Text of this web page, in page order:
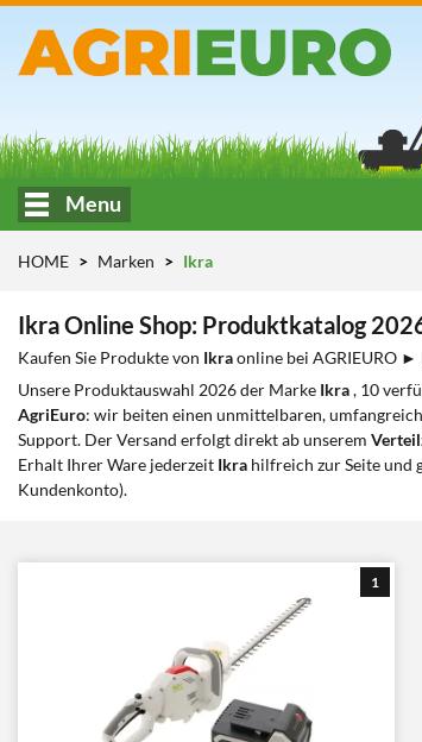
Menu
HOME Marken Ikra
Ikra Online Shop: Produktkatalog
Kaufen Sie Produkte von Ikraonline bei AGRIEURO ►
Unsere Produktauswahl 2026 der Marke Ikra, 10
AgriEuro: wir beiten einen unmittelbaren,
Support. Der Versand erfolgt direkt ab unserem
Erhalt Ihrer Ware jederzeit Ikra hilfreich zur Seite und
Kundenkonto).
1